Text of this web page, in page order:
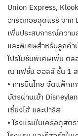
Union Express,
อาร์ตทอยสุดแรร์ จาก
เพิ่มประสบการณ์ควา
และพิเศษสำหรับลูกค้
โปรโมชันพิเศษเพิ่ม ต
ณ แฟชั่น ฮอลล์ ชั้น 1 ส
• การบินไทย จัดแพ็กเ
บัตรผ่านเข้า
เซี่ยงไฮ้ และปารีส
• โรงแรมในเครือดุสิต